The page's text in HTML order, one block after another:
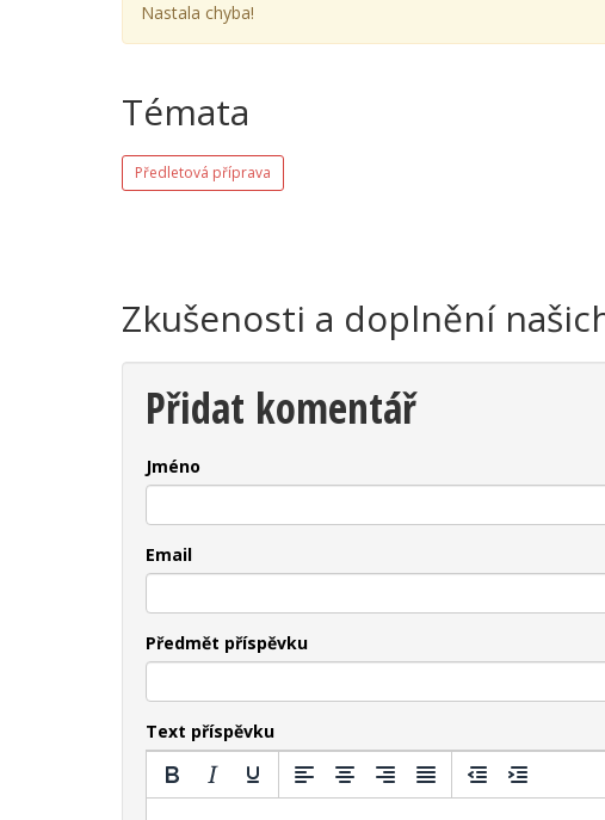
Nastala chyba!
Témata
Předletová příprava
Zkušenosti a doplnění
Přidat komentář
Jméno
Email
Předmět příspěvku
Text příspěvku